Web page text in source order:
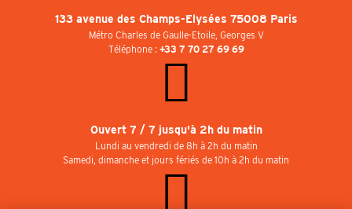
133 avenue des Champs-Elysées 75008 Paris
Métro Charles de Gaulle-Etoile, Georges V
Téléphone : +33 7 70 27 69 69
Ouvert 7 / 7 jusqu'à 2h du matin
Lundi au vendredi de 8h à 2h du matin
Samedi, dimanche et jours fériés de 10h à 2h du matin